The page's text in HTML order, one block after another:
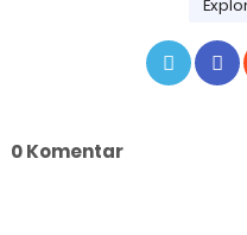
0 Komentar